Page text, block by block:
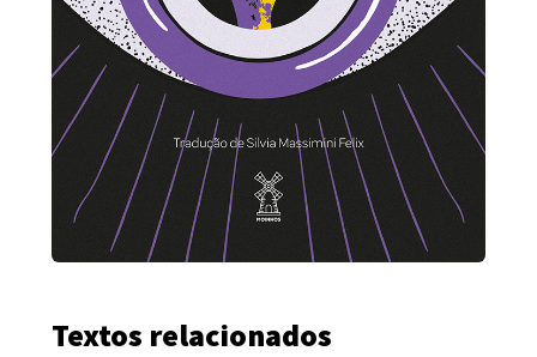
Textos relacionados